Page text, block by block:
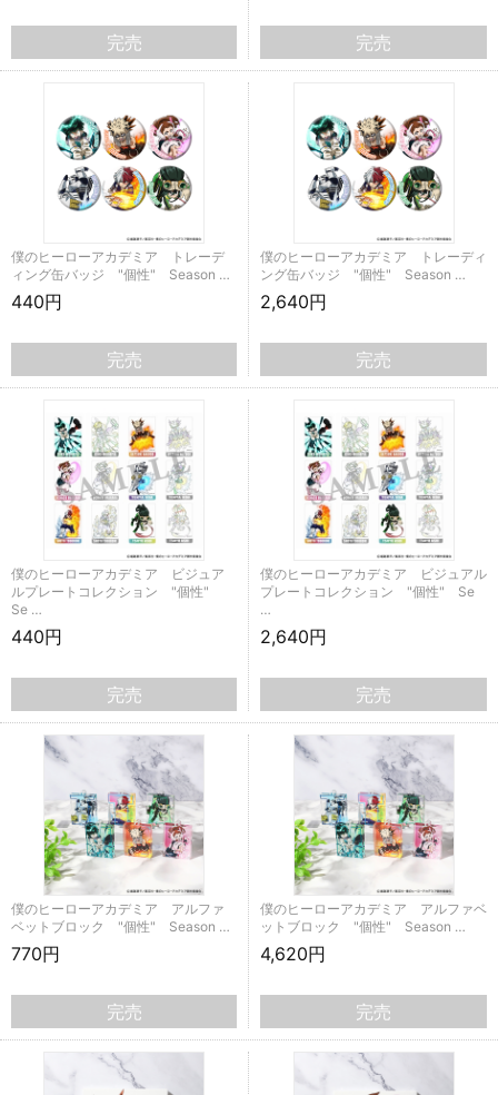
完売 完売
僕のヒーローアカデミア トレーデ
ィング缶バッジ "個性" Season …
440円
完売
僕のヒーローアカデミア トレーディ
ング缶バッジ "個性" Season …
2,640円
完売
僕のヒーローアカデミア ビジュア
ルプレートコレクション "個性"
Se …
440円
完売
僕のヒーローアカデミア ビジュアル
プレートコレクション "個性" Se
…
2,640円
完売
僕のヒーローアカデミア アルファ
ベットブロック "個性" Season …
770円
完売
僕のヒーローアカデミア アルファベ
ットブロック "個性" Season …
4,620円
完売